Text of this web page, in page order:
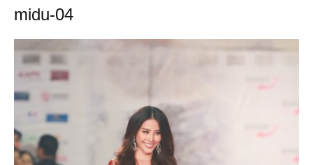
midu-04